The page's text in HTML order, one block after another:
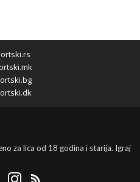
za lica od 18 godina i starija. Igraj